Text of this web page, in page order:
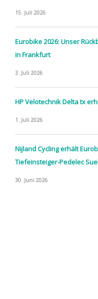
15. Juli 2026
Eurobike 2026: Unser
in Frankfurt
3. Juli 2026
HP Velotechnik Delta tx
1. Juli 2026
Nijland Cycling erhält
Tiefeinsteiger-Pedelec
30. Juni 2026